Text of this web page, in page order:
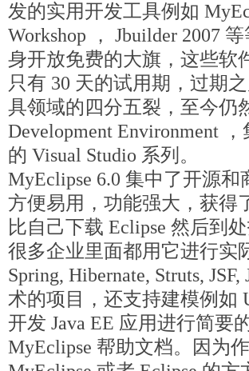
发的实用开发工具例如
Workshop ， Jbuilder 2007
身开放免费的大旗，这些软
只有 30 天的试用期，过期
具领域的四分五裂，至今仍
Development Environment
的 Visual Studio 系列。
MyEclipse 6.0 集中了开源
方便易用，功能强大，获得
比自己下载 Eclipse 然后到
很多企业里面都用它进行实
Spring, Hibernate, Struts,
术的项目，还支持建模例如
开发 Java EE 应用进行简要
MyEclipse 帮助文档。因为